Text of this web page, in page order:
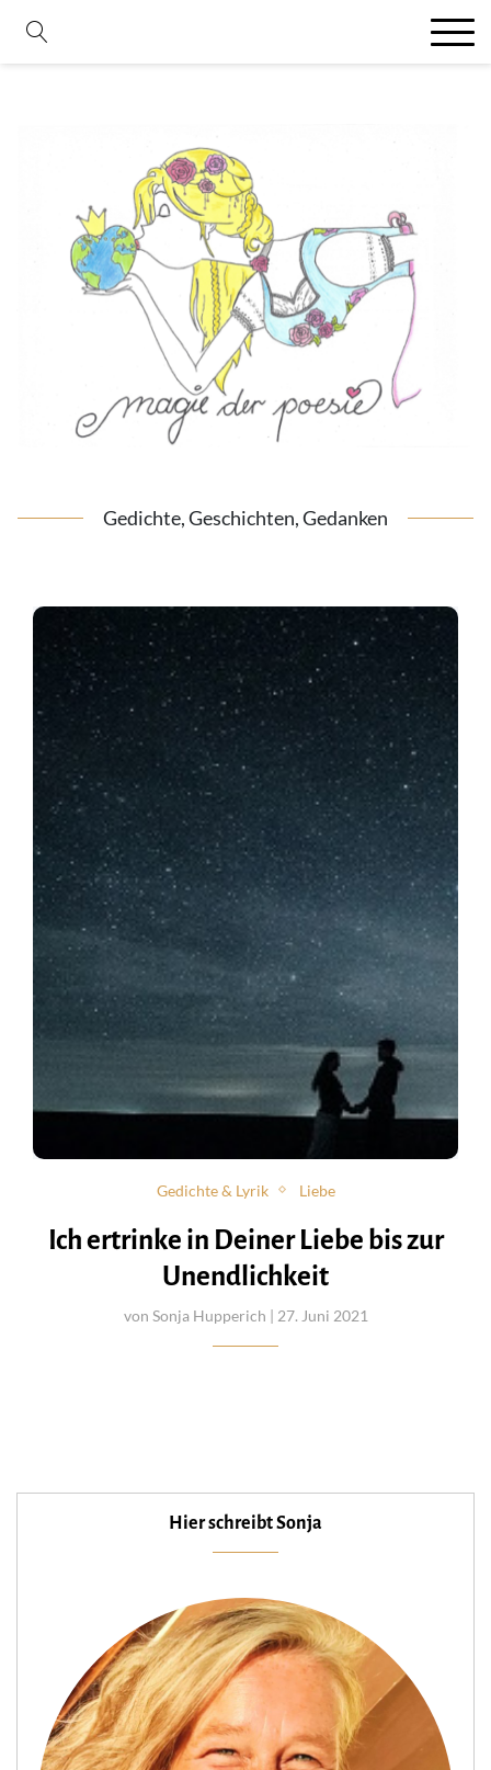
Gedichte, Geschichten, Gedanken
Gedichte & Lyrik Liebe
Ich ertrinke in Deiner Liebe bis zur
Unendlichkeit
von Sonja Hupperich | 27. Juni 2021
Hier schreibt Sonja